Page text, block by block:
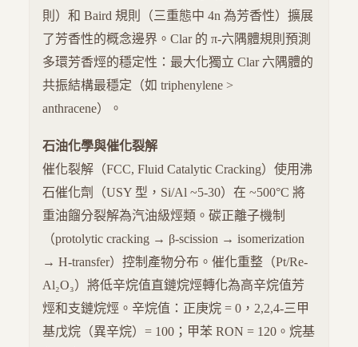
則）和 Baird 規則（三重態中 4n 為芳香性）擴展
了芳香性的概念邊界。Clar 的 π-六隅體規則預測
多環芳香烴的穩定性：最大化獨立 Clar 六隅體的
共振結構最穩定（如 triphenylene >
anthracene）。
石油化學與催化裂解
催化裂解（FCC, Fluid Catalytic Cracking）使用沸
石催化劑（USY 型，Si/Al ~5-30）在 ~500°C 將
重油餾分裂解為汽油級烴類。碳正離子機制
（protolytic cracking → β-scission → isomerization
→ H-transfer）控制產物分布。催化重整（Pt/Re-
Al₂O₃）將低辛烷值直鏈烷烴轉化為高辛烷值芳
烴和支鏈烷烴。辛烷值：正庚烷 = 0，2,2,4-三甲
基戊烷（異辛烷）= 100；甲苯 RON = 120。烷基